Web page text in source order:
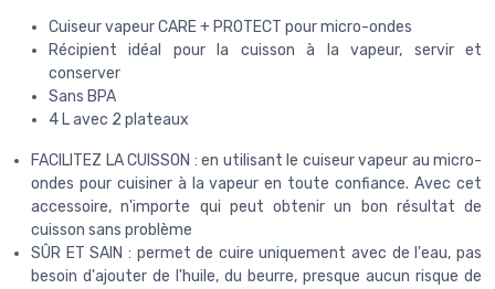
Cuiseur vapeur CARE + PROTECT pour micro-ondes
Récipient idéal pour la cuisson à la vapeur, servir et
conserver
Sans BPA
4 L avec 2 plateaux
FACILITEZ LA CUISSON : en utilisant le cuiseur vapeur au micro-
ondes pour cuisiner à la vapeur en toute confiance. Avec cet
accessoire, n'importe qui peut obtenir un bon résultat de
cuisson sans problème
SÛR ET SAIN : permet de cuire uniquement avec de l'eau, pas
besoin d'ajouter de l'huile, du beurre, presque aucun risque de